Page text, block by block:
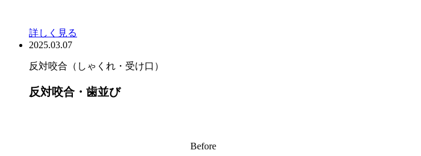
詳しく見る
2025.03.07
反対咬合（しゃくれ・受け口）
反対咬合・歯並び
Before